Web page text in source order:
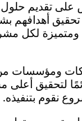
تقديم
تحقيق أهدافهم
ومتميزة لكل
ومؤسسات
لتحقيق أعلى
نقوم بتنفيذه.